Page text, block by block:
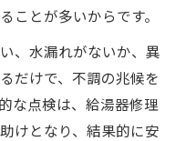
ことが多いからです。
、水漏れがないか、異
だけで、不調の兆候を
な点検は、給湯器修理
けとなり、結果的に安